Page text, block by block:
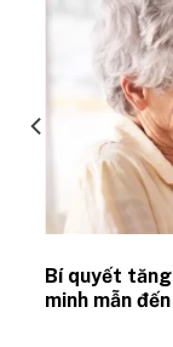
Bí quyết
minh mẫn